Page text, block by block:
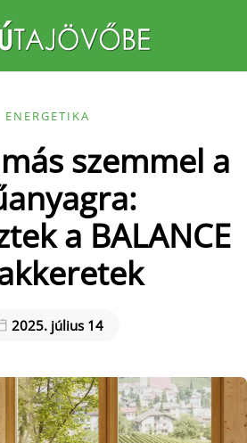
ENERGETIKA
szemmel a
a BALANCE
2025. július 14